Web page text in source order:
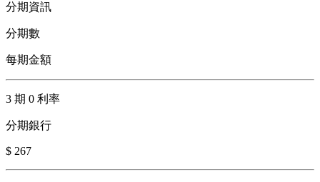
分期資訊
分期數
每期金額
3 期 0 利率
分期銀行
$ 267